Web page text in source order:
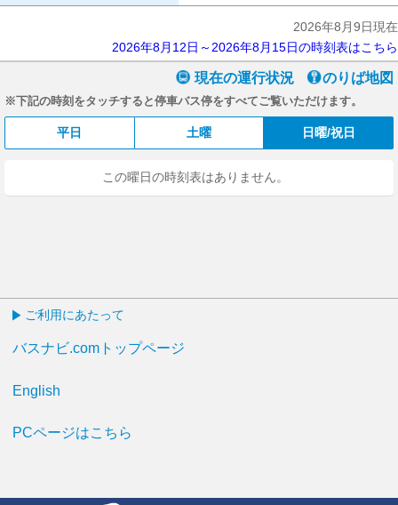
2026年8月9日現在
2026年8月12日～2026年8月15日の時刻表はこちら
現在の運行状況 のりば地図
※下記の時刻をタッチすると停車バス停をすべてご覧いただけます。
平日 土曜 日曜/祝日
この曜日の時刻表はありません。
ご利用にあたって
バスナビ.comトップページ
English
PCページはこちら